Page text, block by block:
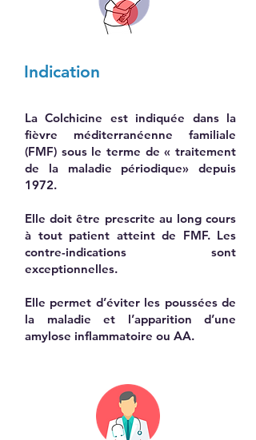
Indication
La Colchicine est indiquée dans la
fièvre méditerranéenne familiale
(FMF) sous le terme de « traitement
de la maladie périodique» depuis
1972.
Elle doit être prescrite au long cours
à tout patient atteint de FMF. Les
contre-indications sont
exceptionnelles.
Elle permet d’éviter les poussées de
la maladie et l’apparition d’une
amylose inflammatoire ou AA.